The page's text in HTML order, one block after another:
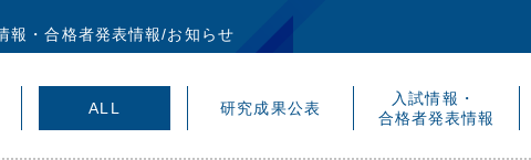
ALL 研究成果公表
入試情報・
合格者発表情報